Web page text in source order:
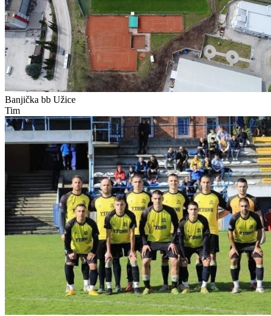
Banjička bb Užice
Tim